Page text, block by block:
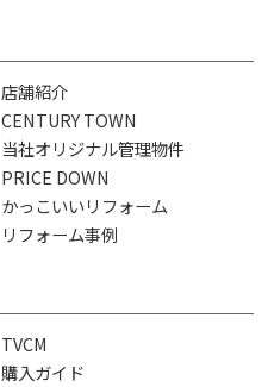
店舗紹介
CENTURY TOWN
当社オリジナル管理物件
PRICE DOWN
かっこいいリフォーム
リフォーム事例
TVCM
購入ガイド